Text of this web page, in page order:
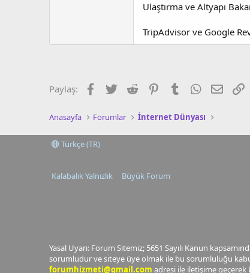
Ulaştırma ve Altyapı
TripAdvisor ve Google
Paylaş: Facebook
TwitterReddit PinterestTumblrWhatsApp
E-posta
Anasayfa Forumlar İnternet Dünyası
Türkçe (TR)
Kalabalık Yalnızlık Büyük Forum
Yasal Uyarı: Forum Sitemiz; 5651 Sayılı Kanun
sorumludur ve siteye üye olmak ile bu sorumluluğu
forumhizmeti@gmail.com adresi ile iletişime geçerek